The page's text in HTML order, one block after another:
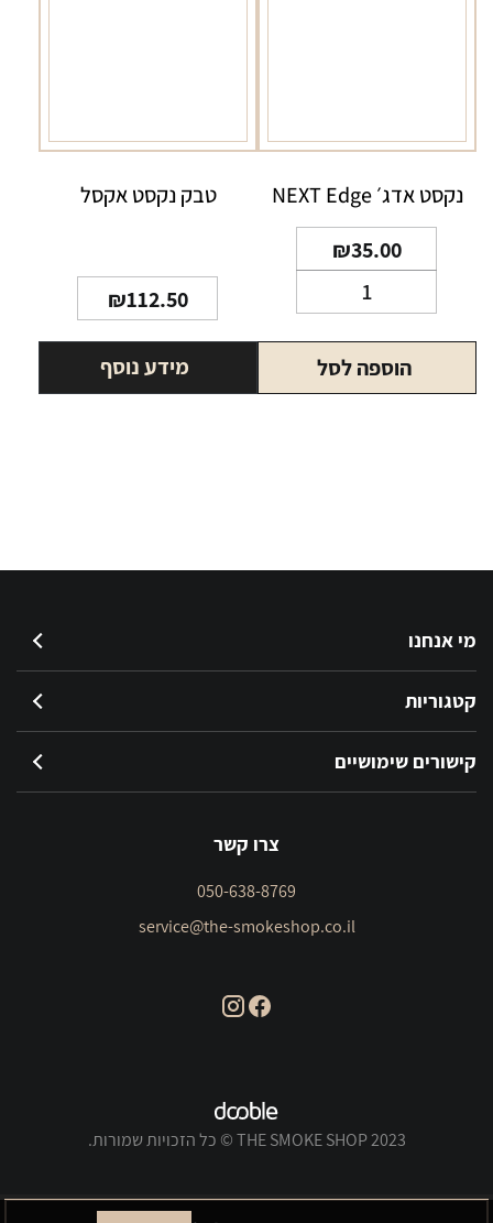
נקסט אדג׳ NEXT Edge
₪35.00
של
נקסט
אדג׳הוספה לסל
טבק נקסט אקסל
₪112.50
מידע נוסף
מי אנחנו
קטגוריות
קישורים שימושיים
צרו קשר
050-638-8769
service@the-smokeshop.co.il
THE SMOKE SHOP 2023 © כל הזכויות שמורות.